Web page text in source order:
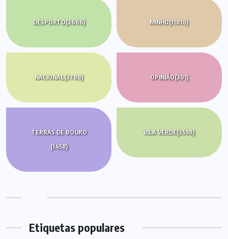
DESPORTO(2666) MINHO(11816)
NACIONAL(3788) OPINIÃO(301)
TERRAS DE BOURO
(1458)
VILA VERDE(3598)
Etiquetas populares